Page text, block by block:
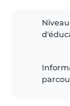
Niveau